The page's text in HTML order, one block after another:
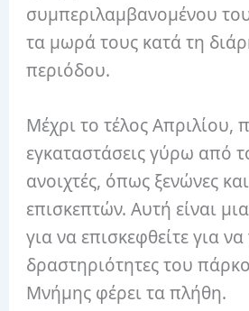
συμπεριλαμβανομένου
τα μωρά τους κατά τη
περιόδου.
Μέχρι το τέλος Απριλίου,
εγκαταστάσεις γύρω από
ανοιχτές, όπως ξενώνες
επισκεπτών. Αυτή είναι
για να επισκεφθείτε για να
δραστηριότητες του
Μνήμης φέρει τα πλήθη.